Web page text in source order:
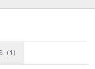
(1)